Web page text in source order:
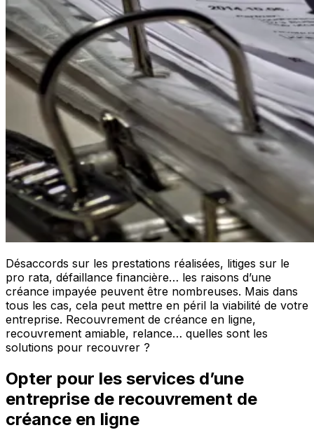
Désaccords sur les prestations réalisées, litiges sur le
pro rata, défaillance financière… les raisons d’une
créance impayée peuvent être nombreuses. Mais dans
tous les cas, cela peut mettre en péril la viabilité de votre
entreprise. Recouvrement de créance en ligne,
recouvrement amiable, relance… quelles sont les
solutions pour recouvrer ?
Opter pour les services d’une
entreprise de recouvrement de
créance en ligne